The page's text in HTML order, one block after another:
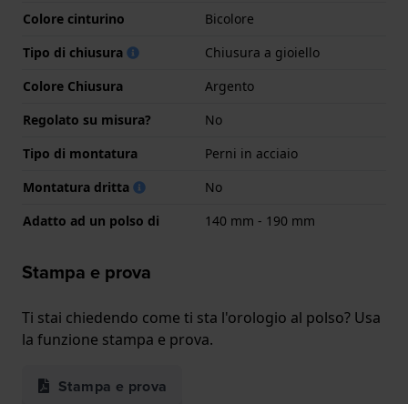
Colore cinturino
Bicolore
Tipo di chiusura
Chiusura a gioiello
Colore Chiusura
Argento
Regolato su misura?
No
Tipo di montatura
Perni in acciaio
Montatura dritta
No
Adatto ad un polso di
140 mm - 190 mm
Stampa e prova
Ti stai chiedendo come ti sta l'orologio al polso? Usa
la funzione stampa e prova.
Stampa e prova